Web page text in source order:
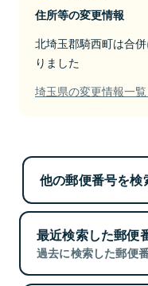
住所等の変更情報
北埼玉郡騎西町は合
りました
埼玉県の変更情報一
他の郵便番号を検
最近検索した郵便
過去に検索した郵便